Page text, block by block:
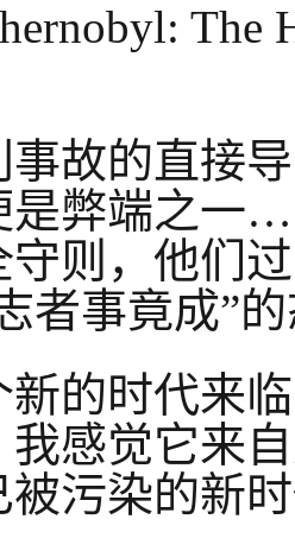
The
事故的直接
是弊端之一
守则，他们
者事竟成”
新的时代来
我感觉它来
被污染的新